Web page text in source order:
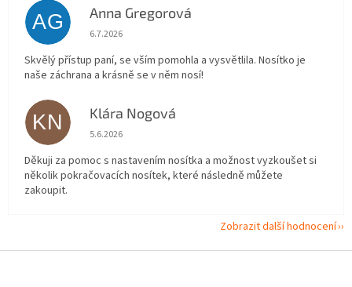
AG Anna Gregorová
Hodnocení obchodu je 5 z 5 hvězdiček.
6.7.2026
Skvělý přístup paní, se vším pomohla a vysvětlila. Nosítko je
naše záchrana a krásně se v něm nosí!
KN Klára Nogová
Hodnocení obchodu je 5 z 5 hvězdiček.
5.6.2026
Děkuji za pomoc s nastavením nosítka a možnost vyzkoušet si
několik pokračovacích nosítek, které následně můžete
zakoupit.
Zobrazit další hodnocení